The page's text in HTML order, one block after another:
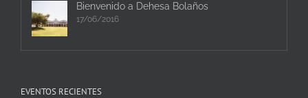
Bienvenido a Dehesa Bolaños
17/06/2016
EVENTOS RECIENTES